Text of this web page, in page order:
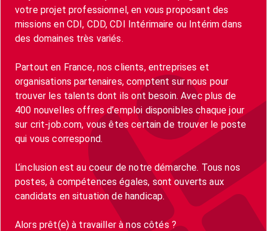
votre projet professionnel, en vous proposant des
missions en CDI, CDD, CDI Intérimaire ou Intérim dans
des domaines très variés.
Partout en France, nos clients, entreprises et
organisations partenaires, comptent sur nous pour
trouver les talents dont ils ont besoin. Avec plus de
400 nouvelles offres d’emploi disponibles chaque jour
sur crit-job.com, vous êtes certain de trouver le poste
qui vous correspond.
L’inclusion est au coeur de notre démarche. Tous nos
postes, à compétences égales, sont ouverts aux
candidats en situation de handicap.
Alors prêt(e) à travailler à nos côtés ?